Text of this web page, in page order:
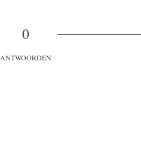
0
ANTWOORDEN